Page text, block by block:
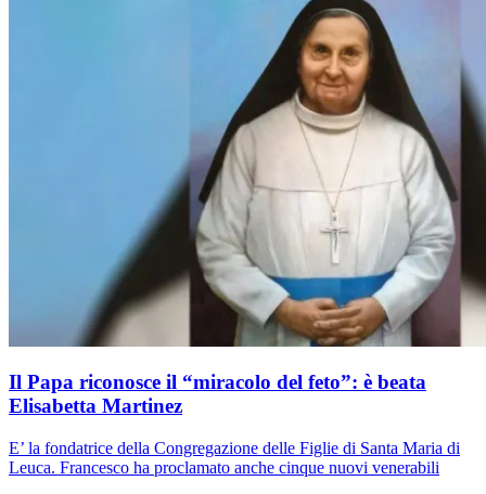
Il Papa riconosce il “miracolo del feto”: è beata
Elisabetta Martinez
E’ la fondatrice della Congregazione delle Figlie di Santa Maria di
Leuca. Francesco ha proclamato anche cinque nuovi venerabili